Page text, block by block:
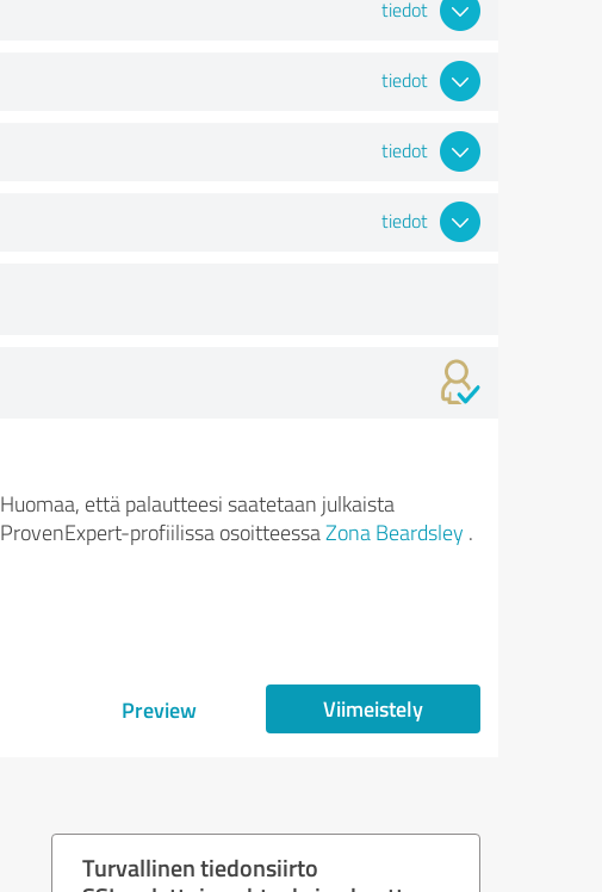
tiedot
tiedot
tiedot
tiedot
Huomaa, että palautteesi saatetaan julkaista
ProvenExpert-profiilissa osoitteessaZona Beardsley .
Preview Viimeistely
Turvallinen tiedonsiirto